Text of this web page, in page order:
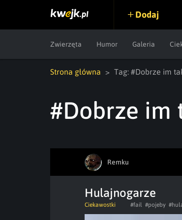
Dodaj
Zwierzęta Humor Galeria
Strona główna Tag: #Dobrze im
#Dobrze im
Remku
Hulajnogarze
Ciekawostki #fail #pojeby